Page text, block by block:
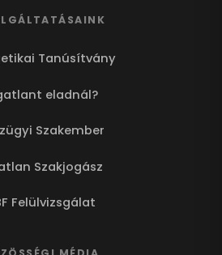
Tanúsítvány
eladnál?
Szakember
Szakjogász
Felülvizsgálat